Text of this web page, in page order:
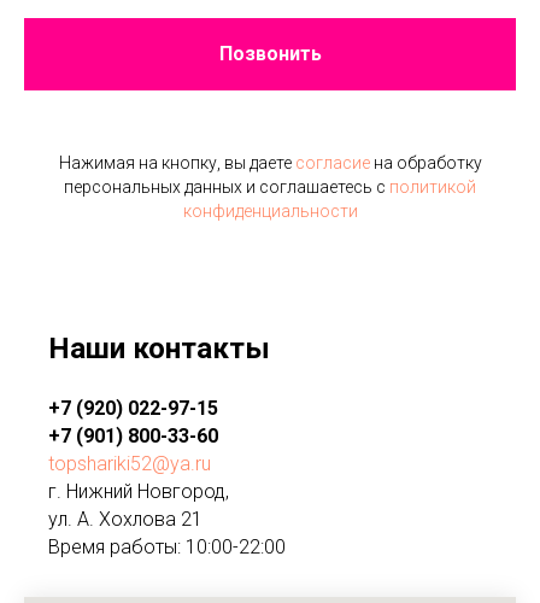
Позвонить
Нажимая на кнопку, вы даете согласиена обработку
персональных данных и соглашаетесь c политикой
конфиденциальности
Наши контакты
+7 (920) 022-97-15
+7 (901) 800-33-60
topshariki52@ya.ru
г. Нижний Новгород,
ул. А. Хохлова 21
Время работы: 10:00-22:00